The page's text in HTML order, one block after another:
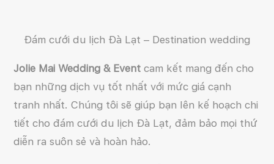
Đám cưới du lịch Đà Lạt – Destination wedding
Jolie Mai Wedding & Event cam kết mang đến cho
bạn những dịch vụ tốt nhất với mức giá cạnh
tranh nhất. Chúng tôi sẽ giúp bạn lên kế hoạch chi
tiết cho đám cưới du lịch Đà Lạt, đảm bảo mọi thứ
diễn ra suôn sẻ và hoàn hảo.